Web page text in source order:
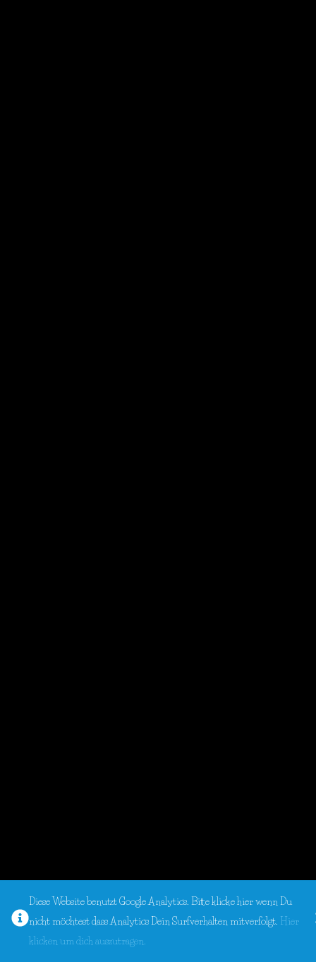
Diese Website benutzt Google Analytics. Bitte klicke hier wenn Du
nicht möchtest dass Analytics Dein Surfverhalten mitverfolgt. Hier
klicken um dich auszutragen.